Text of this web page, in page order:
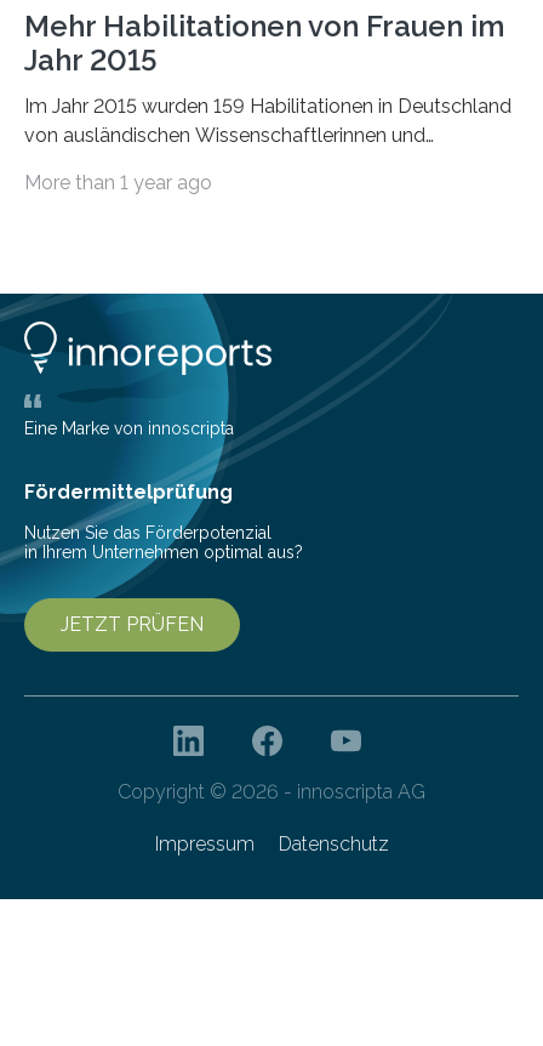
Mehr Habilitationen von Frauen im
Jahr 2015
Im Jahr 2015 wurden 159 Habilitationen in Deutschland
von ausländischen Wissenschaftlerinnen und
More than 1 year ago
Eine Marke von innoscripta
Fördermittelprüfung
Nutzen Sie das Förderpotenzial
in Ihrem Unternehmen optimal aus?
JETZT PRÜFEN
Copyright © 2026 - innoscripta AG
Impressum Datenschutz